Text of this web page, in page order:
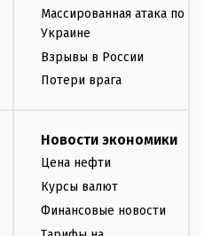
Массированная атака по
Украине
Взрывы в России
Потери врага
Новости экономики
Цена нефти
Курсы валют
Финансовые новости